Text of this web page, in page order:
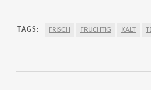
TAGS: FRISCH FRUCHTIG KALT